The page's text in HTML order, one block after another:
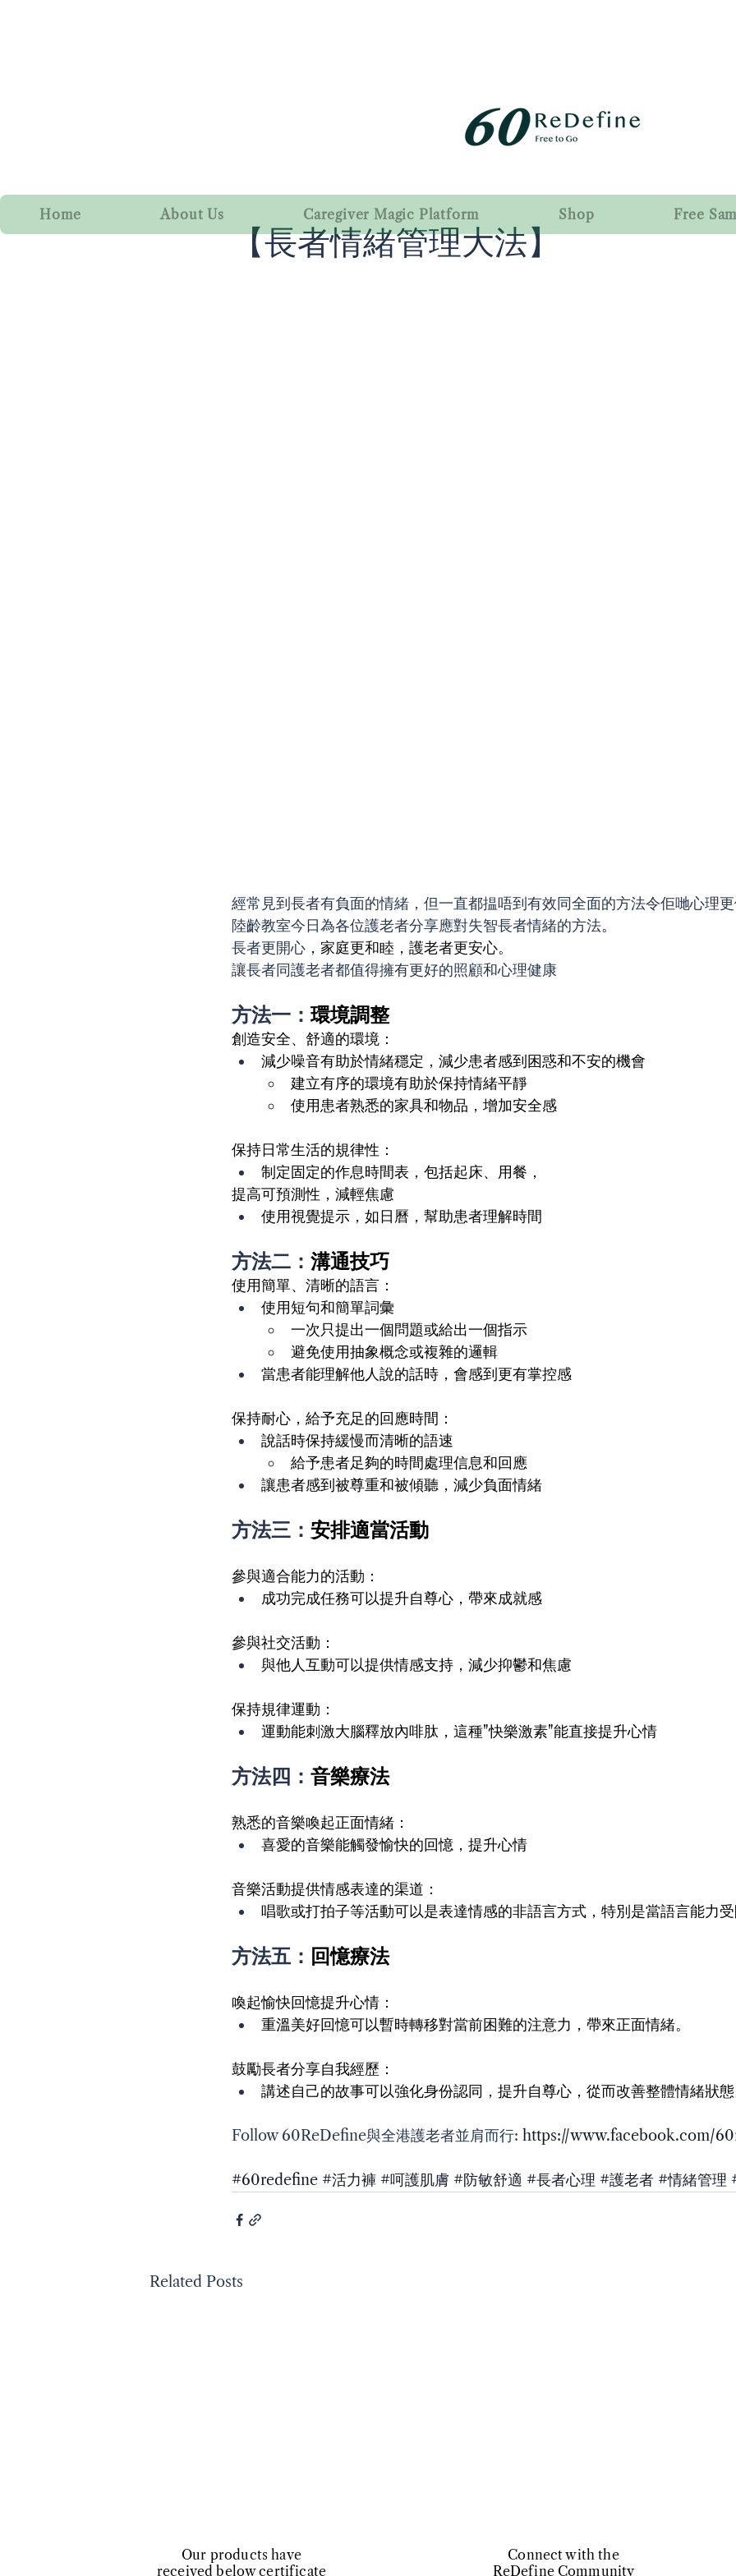
【長者情緒管理大法】
經常見到長者有負面的情緒，但一直都揾唔到有效同全面的方法令佢哋心理
陸齡教室今日為各位護老者分享應對失智長者情緒的方法。
長者更開心 ，家庭更和睦，護老者更安心。
讓長者同護老者都值得擁有更好的照顧和心理健康
方法一： 環境調整
創造安全、舒適的環境：
減少噪音有助於情緒穩定，減少患者感到困惑和不安的機會
建立有序的環境有助於保持情緒平靜
使用患者熟悉的家具和物品，增加安全感
保持日常生活的規律性：
制定固定的作息時間表，包括起床、用餐，
提高可預測性，減輕焦慮
使用視覺提示，如日曆，幫助患者理解時間
方法二： 溝通技巧
使用簡單、清晰的語言：
使用短句和簡單詞彙
一次只提出一個問題或給出一個指示
避免使用抽象概念或複雜的邏輯
當患者能理解他人說的話時，會感到更有掌控感
保持耐心，給予充足的回應時間：
說話時保持緩慢而清晰的語速
給予患者足夠的時間處理信息和回應
讓患者感到被尊重和被傾聽，減少負面情緒
方法三： 安排適當活動
參與適合能力的活動：
成功完成任務可以提升自尊心，帶來成就感
參與社交活動：
與他人互動可以提供情感支持，減少抑鬱和焦慮
保持規律運動：
運動能刺激大腦釋放內啡肽，這種"快樂激素"能直接提升心情
方法四： 音樂療法
熟悉的音樂喚起正面情緒：
喜愛的音樂能觸發愉快的回憶，提升心情
音樂活動提供情感表達的渠道：
唱歌或打拍子等活動可以是表達情感的非語言方式，特別是當語言能力
方法五： 回憶療法
喚起愉快回憶提升心情：
重溫美好回憶可以暫時轉移對當前困難的注意力，帶來正面情緒。
鼓勵長者分享自我經歷：
講述自己的故事可以強化身份認同，提升自尊心，從而改善整體情緒狀
Follow 60ReDefine與全港護老者並肩而行: https://www.facebook.com/
#60redefine #活力褲 #呵護肌膚 #防敏舒適 #長者心理 #護老者 #情緒管理
Related Posts
Home About Us Caregiver Magic Platform Shop Free
​Our products have
received below certificate
Connect with the
ReDefine Community